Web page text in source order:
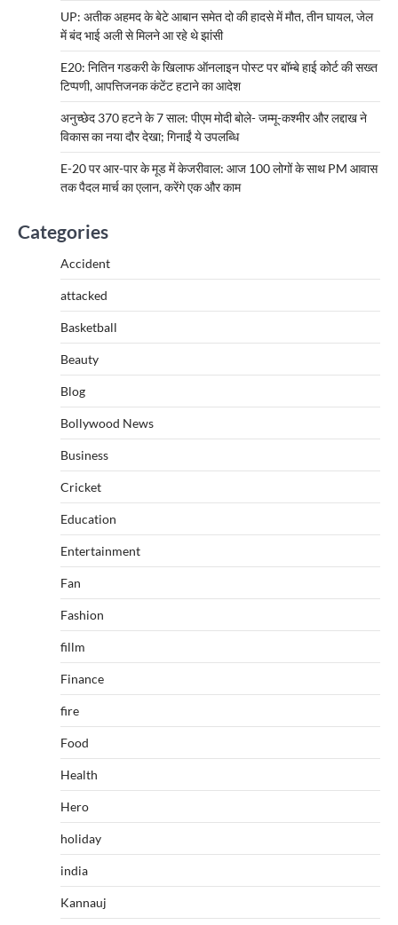
UP: अतीक अहमद के बेटे आबान समेत दो की हादसे में मौत, तीन घायल, जेल
में बंद भाई अली से मिलने आ रहे थे झांसी
E20: नितिन गडकरी के खिलाफ ऑनलाइन पोस्ट पर बॉम्बे हाई कोर्ट की सख्त
टिप्पणी, आपत्तिजनक कंटेंट हटाने का आदेश
अनुच्छेद 370 हटने के 7 साल: पीएम मोदी बोले- जम्मू-कश्मीर और लद्दाख ने
विकास का नया दौर देखा; गिनाईं ये उपलब्धि
E-20 पर आर-पार के मूड में केजरीवाल: आज 100 लोगों के साथ PM आवास
तक पैदल मार्च का एलान, करेंगे एक और काम
Categories
Accident
attacked
Basketball
Beauty
Blog
Bollywood News
Business
Cricket
Education
Entertainment
Fan
Fashion
fillm
Finance
fire
Food
Health
Hero
holiday
india
Kannauj